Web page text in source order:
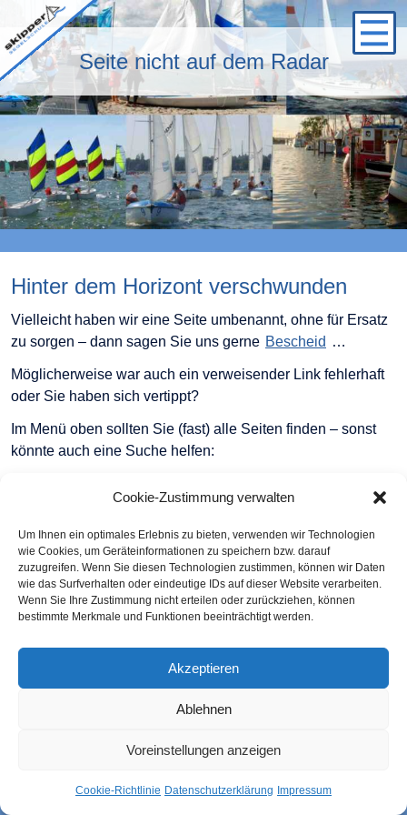
Cookie-Zustimmung verwalten
Um Ihnen ein optimales Erlebnis zu bieten, verwenden wir Technologien
wie Cookies, um Geräteinformationen zu speichern bzw. darauf
zuzugreifen. Wenn Sie diesen Technologien zustimmen, können wir Daten
wie das Surfverhalten oder eindeutige IDs auf dieser Website verarbeiten.
Wenn Sie Ihre Zustimmung nicht erteilen oder zurückziehen, können
bestimmte Merkmale und Funktionen beeinträchtigt werden.
Akzeptieren
Ablehnen
Voreinstellungen anzeigen
Cookie-Richtlinie Datenschutzerklärung Impressum
Logo
Seite nicht auf dem Radar
Hinter dem Horizont verschwunden
Vielleicht haben wir eine Seite umbenannt, ohne für Ersatz
zu sorgen – dann sagen Sie uns gerne Bescheid …
Möglicherweise war auch ein verweisender Link fehlerhaft
oder Sie haben sich vertippt?
Im Menü oben sollten Sie (fast) alle Seiten finden – sonst
könnte auch eine Suche helfen:
Richtlinie (EU)